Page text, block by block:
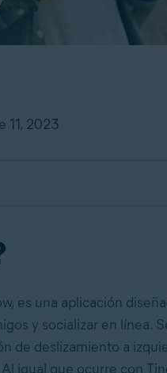
11, 2023
es una aplicación
y socializar en línea.
de deslizamiento a
igual que ocurre con